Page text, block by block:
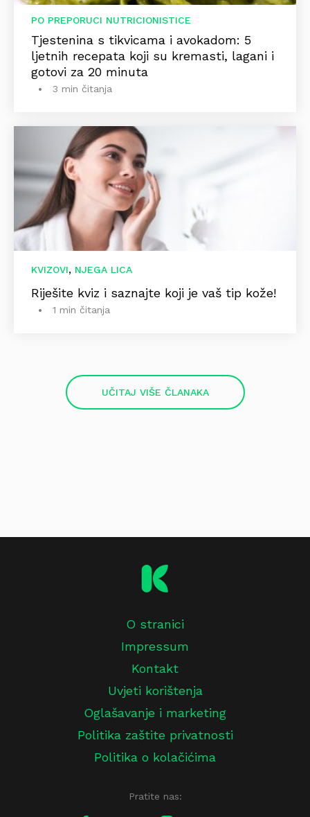
PO PREPORUCI NUTRICIONISTICE
Tjestenina s tikvicama i avokadom: 5
ljetnih recepata koji su kremasti, lagani i
gotovi za 20 minuta
3 min čitanja
KVIZOVI, NJEGA LICA
Riješite kviz i saznajte koji je vaš tip kože!
1 min čitanja
UČITAJ VIŠE ČLANAKA
O stranici
Impressum
Kontakt
Uvjeti korištenja
Oglašavanje i marketing
Politika zaštite privatnosti
Politika o kolačićima
Pratite nas: